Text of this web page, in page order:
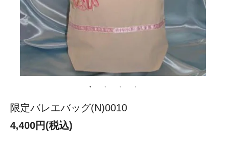
限定バレエバッグ(N)0010
4,400円(税込)